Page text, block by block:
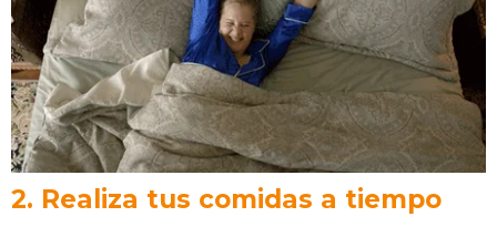
2. Realiza tus comidas a tiempo